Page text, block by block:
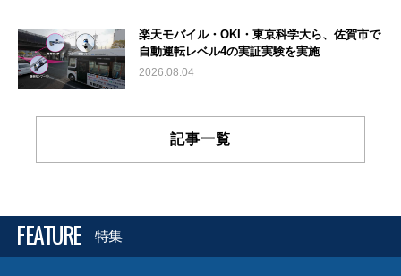
楽天モバイル・OKI・東京科学大ら、佐賀市で
自動運転レベル4の実証実験を実施
2026.08.04
記事一覧
FEATURE 特集